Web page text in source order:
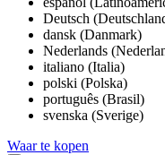
Deutsch
dansk (Danmark)
Nederlands
italiano (Italia)
polski (Polska)
português (Brasil)
svenska (Sverige)
Waar te kopen